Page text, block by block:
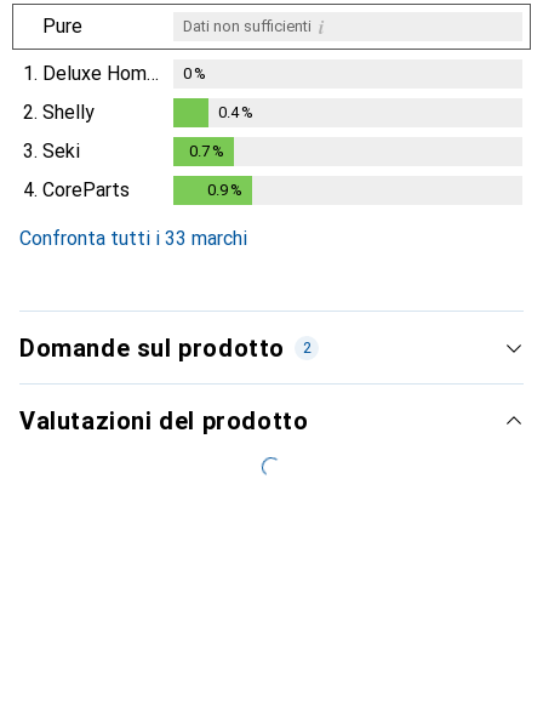
Pure Dati non sufficienti i
1. Deluxe Homeart 0%
2. Shelly
0.4%
0.4%
3. Seki 0.7 %
4. CoreParts 0.9 %
Confronta tutti i 33 marchi
Domande sul prodotto 2
Valutazioni del prodotto